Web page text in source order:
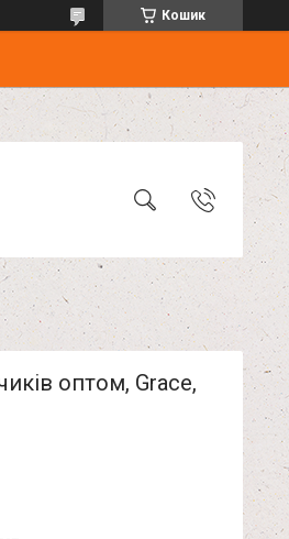
Кошик
оптом, Grace,